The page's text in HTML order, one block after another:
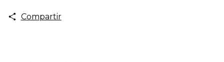
Compartir